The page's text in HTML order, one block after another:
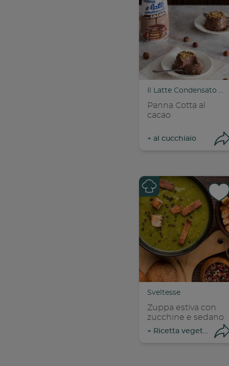
found
Il Latte Condensato Nestlé
Panna Cotta al
cacao
+ al cucchiaio
Sveltesse
Zuppa estiva con
zucchine e sedano
+ Ricetta vegetariane